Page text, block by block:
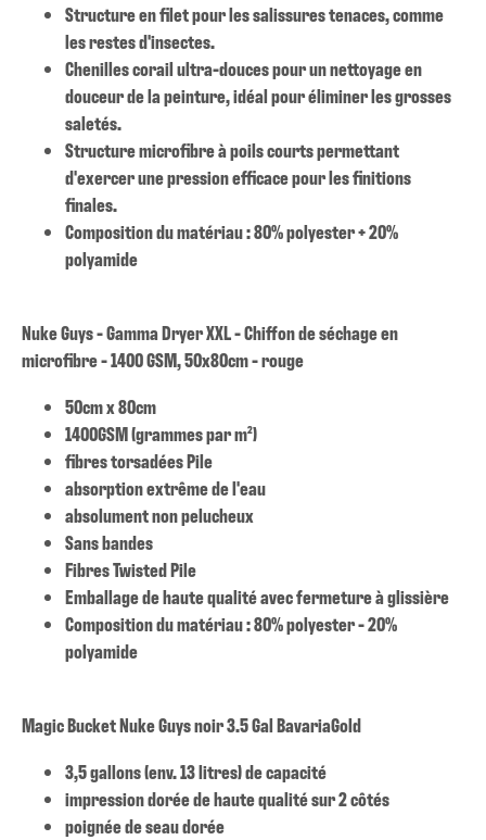
Structure en filet pour les salissures tenaces, comme
les restes d'insectes.
Chenilles corail ultra-douces pour un nettoyage en
douceur de la peinture, idéal pour éliminer les grosses
saletés.
Structure microfibre à poils courts permettant
d'exercer une pression efficace pour les finitions
finales.
Composition du matériau : 80% polyester + 20%
polyamide
Nuke Guys - Gamma Dryer XXL - Chiffon de séchage en
microfibre - 1400 GSM, 50x80cm - rouge
50cm x 80cm
1400GSM (grammes par m²)
fibres torsadées Pile
absorption extrême de l'eau
absolument non pelucheux
Sans bandes
Fibres Twisted Pile
Emballage de haute qualité avec fermeture à glissière
Composition du matériau : 80% polyester - 20%
polyamide
Magic Bucket Nuke Guys noir 3.5 Gal BavariaGold
3,5 gallons (env. 13 litres) de capacité
impression dorée de haute qualité sur 2 côtés
poignée de seau dorée